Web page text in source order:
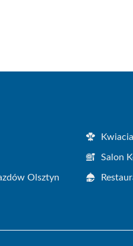
Salon
Olsztyn